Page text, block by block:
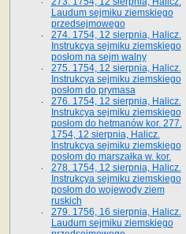
Laudum sejmiku ziemskiego
przedsejmowego
274. 1754, 12 sierpnia, Halicz.
Instrukcya sejmiku ziemskiego
posłom na sejm walny
275. 1754, 12 sierpnia, Halicz.
Instrukcya sejmiku ziemskiego
posłom do prymasa
276. 1754, 12 sierpnia, Halicz.
Instrukcya sejmiku ziemskiego
posłom do hetmanów kor. 277.
1754, 12 sierpnia, Halicz.
Instrukcya sejmiku ziemskiego
posłom do marszałka w. kor.
278. 1754, 12 sierpnia, Halicz.
Instrukcya sejmiku ziemskiego
posłom do wojewody ziem
ruskich
279. 1756, 16 sierpnia, Halicz.
Laudum sejmiku ziemskiego